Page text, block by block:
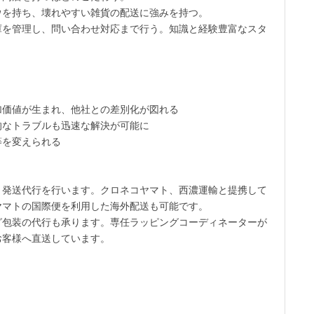
持ち、壊れやすい雑貨の配送に強みを持つ。
管理し、問い合わせ対応まで行う。知識と経験豊富なスタ
値が生まれ、他社との差別化が図れる
トラブルも迅速な解決が可能に
変えられる
送代行を行います。クロネコヤマト、西濃運輸と提携して
トの国際便を利用した海外配送も可能です。
装の代行も承ります。専任ラッピングコーディネーターが
様へ直送しています。